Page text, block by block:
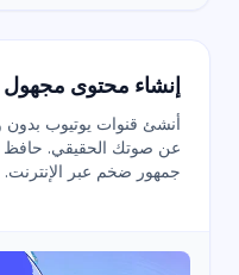
إنشاء محتوى مجهول
أنشئ قنوات يوتيوب بدون
عن صوتك الحقيقي. حافظ على
جمهور ضخم عبر الإنترنت.